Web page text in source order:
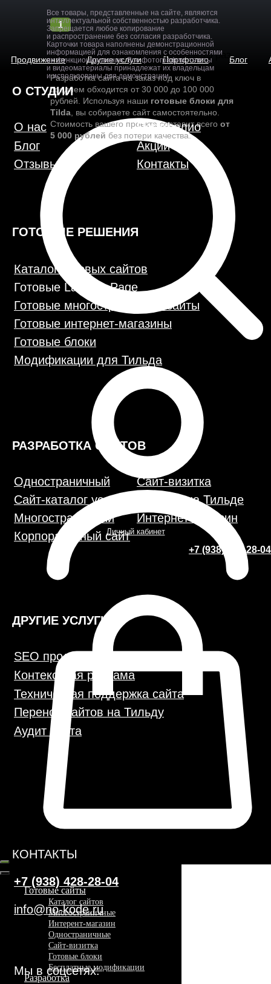
Личный кабинет
+7 (938) 428-28-04
Продвижение Другие услуги Портфолио Блог
Готовые сайты
Каталог сайтов
Многостраничные
Интерент-магазин
Одностраничные
Сайт-визитка
Готовые блоки
Бесплатные модификации
Разработка
1
Экономия бюджета: дешевле в 15 раз
Разработка сайта на заказ под ключ в
среднем обходится от 30 000 до 100 000
рублей. Используя наши готовые блоки для
Tilda , вы собираете сайт самостоятельно.
Стоимость вашего проекта составит всего от
5 000 рублей без потери качества.
О СТУДИИ
О нас Портфолио
Акции
Контакты
ГОТОВЫЕ РЕШЕНИЯ
Каталог готовых сайтов
Готовые Landing Page
Готовые многостраничные сайты
Готовые интернет-магазины
Готовые блоки
Модификации для Тильда
РАЗРАБОТКА САЙТОВ
Одностраничный
Сайт-каталог услуг
Лендинг на Тильде
Многостраничный
Интернет-магазин
ДРУГИЕ УСЛУГИ
Контекстная реклама
Техническая поддержка сайта
Перенос сайтов на Тильду
Аудит сайта
+7 (938) 428-28-04
info@no-kode.ru
Мы в соцсетях:
Будьте в курсе, подпишитесь
на рассылку новостей
Политика конфиденциальности
Публичная оферта
Карта сайта
Все товары, представленные на сайте, являются
интеллектуальной собственностью разработчика.
Запрещается любое копирование
и распространение без согласия разработчика.
Карточки товара наполнены демонстрационной
информацией для ознакомления с особенностями
их функционирования. Все фотографии, тексты
и видеоматериалы принадлежат их владельцам
и использованы для демонстрации.